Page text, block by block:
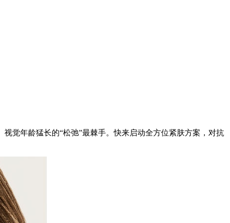
觉年龄猛长的“松弛”最棘手。快来启动全方位紧肤方案，对抗